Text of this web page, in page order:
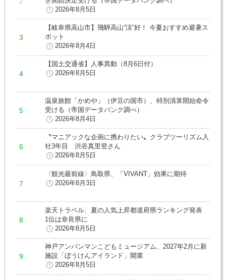
2026年8月5日
【岐阜県高山市】飛騨高山“涼”好！ 今夏おすすめ避暑ス
ポット
2026年8月4日
【国土交通省】人事異動（8月6日付）
2026年8月5日
温泉旅館「かめや」（伊豆の国市）、特別清算開始命令
受ける（帝国データバンク調べ）
2026年8月4日
〝マニアックな企画に携わりたい〟クラブツーリズム入
社3年目 渋谷真里登さん
2026年8月5日
〈観光最前線〉鳥取県、「VIVANT」効果に期待
2026年8月3日
楽天トラベル、夏の人気上昇都道府県ランキング発表
1位は奈良県に
2026年8月5日
神戸アンパンマンこどもミュージアム、2027年2月に新
施設「ぼうけんアイランド」開業
2026年8月5日